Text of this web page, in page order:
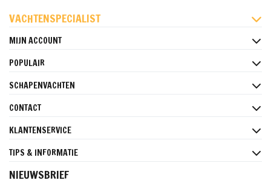
VACHTENSPECIALIST
MIJN ACCOUNT
POPULAIR
SCHAPENVACHTEN
CONTACT
KLANTENSERVICE
TIPS & INFORMATIE
NIEUWSBRIEF